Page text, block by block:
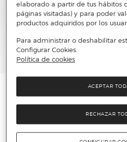
Camisa hombre de
100% algodón orgánico
elaborado a partir de tus hábitos
páginas visitadas) y para poder
productos adquiridos por los
Para administrar o deshabilitar
Configurar Cookies.
Política de cookies
RECHAZAR
ACEPTAR